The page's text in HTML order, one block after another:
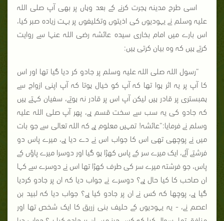
اسی طرح مدینہ ہجرت کرنے کے بعد وہاں پر بھی آپ صلی اللہ
علیہ وسلم نے یہودیوں کی اذیتوں وتکلیفوں پر بہت زیادہ صبر کیا،
اس بارے میں امام بخاری سیدہ عائشہ رضی اللہ عنہا سے روایت
کرتے ہیں کہ وہ بیان کرتی ہیں:
“رسول اللہ صلی اللہ علیہ وسلم پر جادو کر دیا گیا تھا اور اس
کا آپ پر یہ اثر ہوا تھا کہ آپ کو خیال ہوتا کہ آپ اپنی ازواج سے
ہمبستری پر قادر ہیں لیکن آپ اس پر قادر نہ ہوتے، سفیان کہتے ہیں
کہ جادو کی یہ سب سے سخت قسم ہے، پھر آپ صلی اللہ علیہ
وسلم نے فرمایا:“عائشہ! تمہیں معلوم ہے کہ اللہ تعالی سے جو بات
میں نے پوچھی تھی اس کا جواب اس نے دے دیا ہے، میرے پاس دو
فرشتے آئے، ایک میرے سر کے پاس کھڑا ہو گیا اور دوسرا میرے پاؤں کے
پاس، جو فرشتہ میرے سر کی طرف کھڑا تھا اس نے دوسرے سے کہا
ان صاحب کا کیا حال ہے؟ دوسرے نے جواب دیا کہ ان پر جادو کردیا
گیا ہے، پوچھا کہ کس نے ان پر جادو کیا ہے؟ جواب دیا کہ لبید بن
اعصم نے، - یہ یہودیوں کے حلیف بنی زریق کا ایک شخص تھا اور